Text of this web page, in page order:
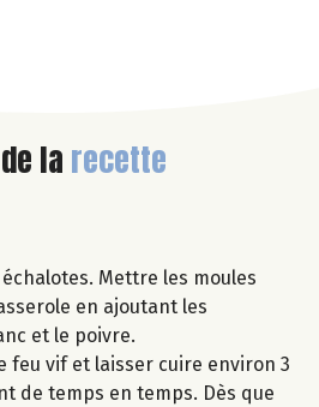
de la recette
Mettre les moules
en ajoutant les
et le poivre.
feu vif et laisser cuire environ 3
de temps en temps. Dès que